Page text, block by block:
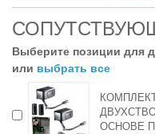
Выберите позиции для
или выбрать все
ОСНОВЕ